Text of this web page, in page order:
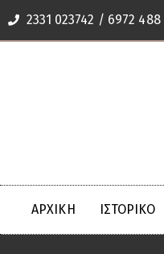
2331 023742 / 6972 488
ΑΡΧΙΚΗ ΙΣΤΟΡΙΚΟ